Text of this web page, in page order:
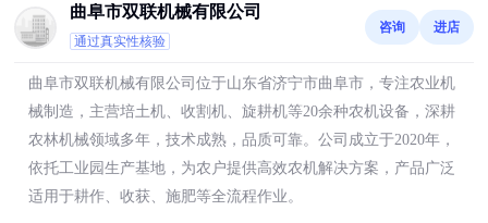
曲阜市双联机械有限公司
通过真实性核验
咨询 进店
曲阜市双联机械有限公司位于山东省济宁市曲阜市，专注农业机
械制造，主营培土机、收割机、旋耕机等20余种农机设备，深耕
农林机械领域多年，技术成熟，品质可靠。公司成立于2020年，
依托工业园生产基地，为农户提供高效农机解决方案，产品广泛
适用于耕作、收获、施肥等全流程作业。